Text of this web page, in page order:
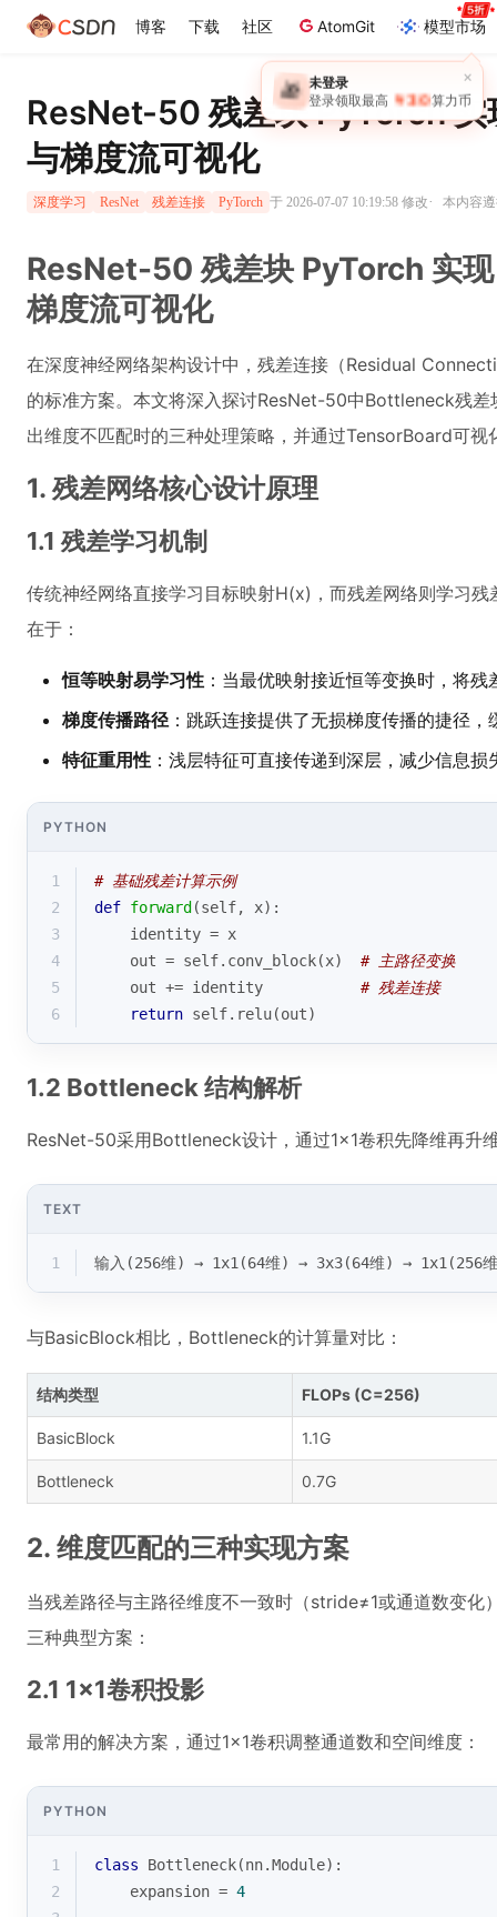
博客 下载 社区 AtomGit 模型市场
×
🎁 未登录
登录领取最高 ￥30 算力币
ResNet-50 残差块 PyTorch
与梯度流可视化
深度学习 ResNet 残差连接 PyTorch 于 2026-07-07 10:19:58 修改· 本内容
ResNet-50 残差块 PyTorch 实
梯度流可视化
在深度神经网络架构设计中，残差连接（Residual
的标准方案。本文将深入探讨ResNet-50中Bottleneck残
出维度不匹配时的三种处理策略，并通过TensorBoard可视
1. 残差网络核心设计原理
1.1 残差学习机制
传统神经网络直接学习目标映射H(x)，而残差网络则学习
在于：
恒等映射易学习性 ：当最优映射接近恒等变换时，将
梯度传播路径：跳跃连接提供了无损梯度传播的捷径，
特征重用性 ：浅层特征可直接传递到深层，减少信息损
PYTHON
1
# 基础残差计算示例
2
def forward (self, x):
3
    identity = x
4
    out = self.conv_block(x)
# 主路径变换
5
    out += identity
# 残差连接
6
return self.relu(out)
1.2 Bottleneck 结构解析
ResNet-50采用Bottleneck设计，通过1×1卷积先降维再升
TEXT
1 输入(256维) → 1x1(64维) → 3x3(64维) → 1x1(256
与BasicBlock相比，Bottleneck的计算量对比：
结构类型 FLOPs (C=256)
BasicBlock 1.1G
Bottleneck 0.7G
2. 维度匹配的三种实现方案
当残差路径与主路径维度不一致时（stride≠1或通道数变化
三种典型方案：
2.1 1×1卷积投影
最常用的解决方案，通过1×1卷积调整通道数和空间维度：
PYTHON
1 class Bottleneck(nn.Module):
2
    expansion =
4